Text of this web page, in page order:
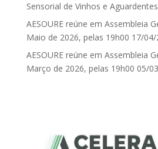
Sensorial de Vinhos e Aguardentes
AESOURE reúne em Assembleia
Maio de 2026, pelas 19h00 17/04/
AESOURE reúne em Assembleia
Março de 2026, pelas 19h00 05/